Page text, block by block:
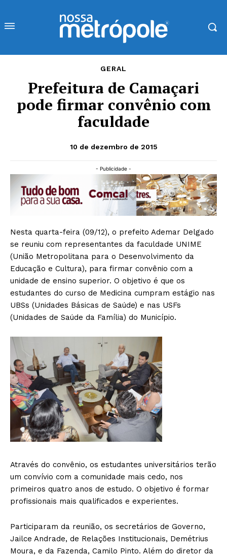
GERAL
Prefeitura de Camaçari
pode firmar convênio com
faculdade
10 de dezembro de 2015
- Publicidade -
Nesta quarta-feira (09/12), o prefeito Ademar Delgado
se reuniu com representantes da faculdade UNIME
(União Metropolitana para o Desenvolvimento da
Educação e Cultura), para firmar convênio com a
unidade de ensino superior. O objetivo é que os
estudantes do curso de Medicina cumpram estágio nas
UBSs (Unidades Básicas de Saúde) e nas USFs
(Unidades de Saúde da Família) do Município.
Através do convênio, os estudantes universitários terão
um convívio com a comunidade mais cedo, nos
primeiros quatro anos de estudo. O objetivo é formar
profissionais mais qualificados e experientes.
Participaram da reunião, os secretários de Governo,
Jailce Andrade, de Relações Institucionais, Demétrius
Moura, e da Fazenda, Camilo Pinto. Além do diretor da